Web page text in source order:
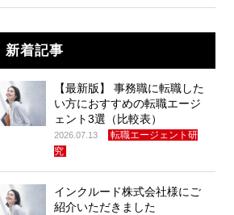
新着記事
【最新版】 事務職に転職した
い方におすすめの転職エージ
ェント3選（比較表）
2026.07.13
転職エージェント研
究
インクルード株式会社様にご
紹介いただきました